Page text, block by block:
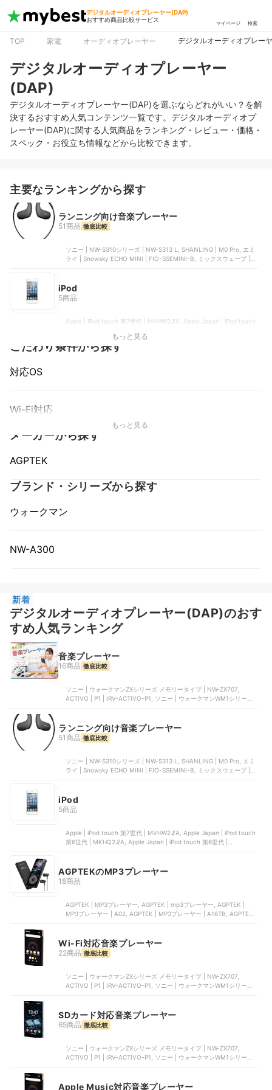
デジタルオーディオプレーヤー(DAP)
おすすめ商品比較サービス
マイページ 検索
TOP 家電 オーディオプレーヤー デジタルオーディオプレー
デジタルオーディオプレーヤー
(DAP)
デジタルオーディオプレーヤー(DAP)を選ぶならどれがいい？を解
決するおすすめ人気コンテンツ一覧です。デジタルオーディオプ
レーヤー(DAP)に関する人気商品をランキング・レビュー・価格・
スペック・お役立ち情報などから比較できます。
主要なランキングから探す
ランニング向け音楽プレーヤー
51商品 徹底比較
ソニー | NW-S310シリーズ | NW-S313 L, SHANLING | M0 Pro, エミ
ライ | Snowsky ECHO MINI | FIO-SSEMINI-B, ミックスウェーブ |
iPod
5商品
Apple | iPod touch 第7世代 | MVHW2J/A, Apple Japan | iPod touch
MKHV2J/A, Apple Japan | iPod Nano 第4世代, Apple Japan | iPod
touch 第5世代 | MD720J/A
もっと見る
こだわり条件から探す
対応OS
Wi-Fi対応
もっと見る
メーカーから探す
AGPTEK
ブランド・シリーズから探す
ウォークマン
NW-A300
新着
デジタルオーディオプレーヤー(DAP)のおす
すめ人気ランキング
音楽プレーヤー
16商品 徹底比較
ソニー | ウォークマンZXシリーズ メモリータイプ | NW-ZX707,
ACTIVO | P1 | IRV-ACTIVO-P1, ソニー | ウォークマンWM1シリーズ
ランニング向け音楽プレーヤー
51商品 徹底比較
ソニー | NW-S310シリーズ | NW-S313 L, SHANLING | M0 Pro, エミ
ライ | Snowsky ECHO MINI | FIO-SSEMINI-B, ミックスウェーブ |
iPod
5商品
Apple | iPod touch 第7世代 | MVHW2J/A, Apple Japan | iPod touch
第6世代 | MKHQ2J/A, Apple Japan | iPod touch 第6世代 |
AGPTEKのMP3プレーヤー
18商品
AGPTEK | MP3プレーヤー, AGPTEK | mp3プレーヤー, AGPTEK |
MP3プレーヤー | A02, AGPTEK | MP3プレーヤー | A16TB, AGPTEK |
Wi-Fi対応音楽プレーヤー
22商品 徹底比較
ソニー | ウォークマンZXシリーズ メモリータイプ | NW-ZX707,
ACTIVO | P1 | IRV-ACTIVO-P1, ソニー | ウォークマンWM1シリーズ
SDカード対応音楽プレーヤー
65商品 徹底比較
ソニー | ウォークマンZXシリーズ メモリータイプ | NW-ZX707,
ACTIVO | P1 | IRV-ACTIVO-P1, ソニー | ウォークマンWM1シリーズ
Apple Music対応音楽プレーヤー